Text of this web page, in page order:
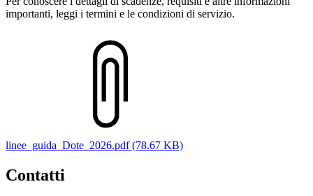
importanti, leggi i termini e le condizioni di servizio.
linee_guida_Dote_2026.pdf (78.67 KB)
Contatti